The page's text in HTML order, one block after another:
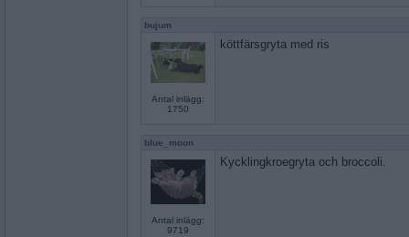
bujum
Antal inlägg:
1750
köttfärsgryta med ris
blue_moon
Antal inlägg:
9719
Kycklingkroegryta och broccoli.